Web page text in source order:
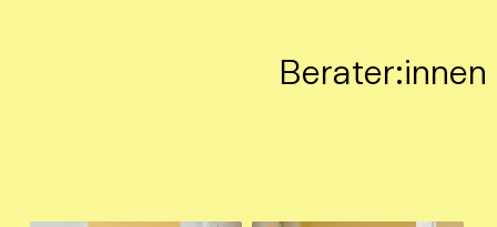
Berater:innen